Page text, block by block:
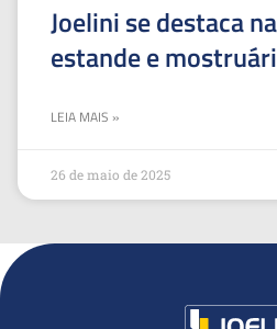
Joelini se destaca
estande e
LEIA MAIS »
26 de maio de 2025